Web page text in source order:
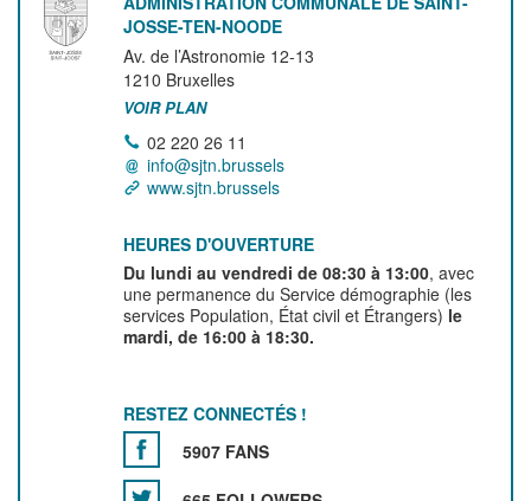
JOSSE-TEN-NOODE
Av. de l’Astronomie 12-13
1210 Bruxelles
VOIR PLAN
02 220 26 11
info@sjtn.brussels
www.sjtn.brussels
HEURES D'OUVERTURE
Du lundi au vendredi de 08:30 à 13:00, avec
une permanence du Service démographie (les
services Population, État civil et Étrangers) le
mardi, de 16:00 à 18:30.
RESTEZ CONNECTÉS !
5907 FANS